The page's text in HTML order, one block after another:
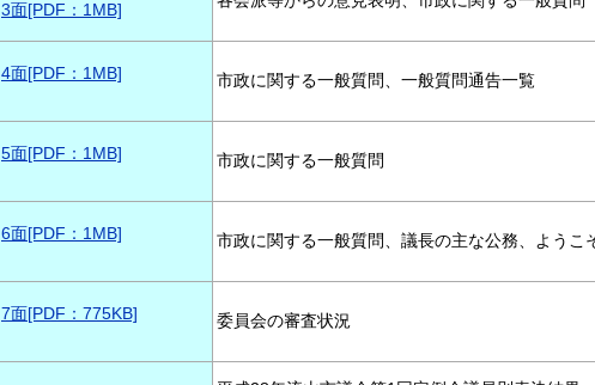
3面[PDF：1MB]
4面[PDF：1MB] 市政に関する一般質問、一般質問通告一覧
5面[PDF：1MB] 市政に関する一般質問
6面[PDF：1MB] 市政に関する一般質問、議長の主な公務、ようこ
7面[PDF：775KB] 委員会の審査状況